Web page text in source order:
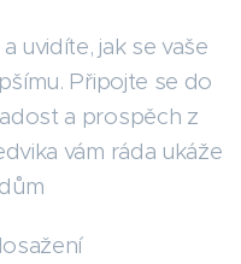
uvidíte, jak se vaše
Připojte se do
a prospěch z
vám ráda ukáže